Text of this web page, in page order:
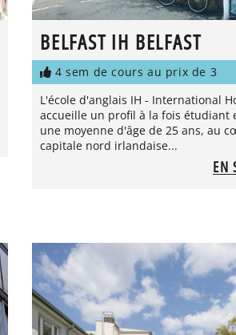
BELFAST IH BELFAST
4 sem de cours au prix de 3
L'école d'anglais IH - International
accueille un profil à la fois étudiant
une moyenne d'âge de 25 ans, au
capitale nord irlandaise...
EN